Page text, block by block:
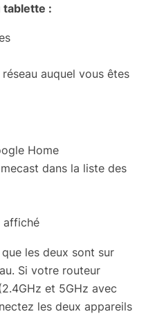
tablette :
auquel vous êtes
Home
dans la liste des
affiché
les deux sont sur
Si votre routeur
et 5GHz avec
les deux appareils